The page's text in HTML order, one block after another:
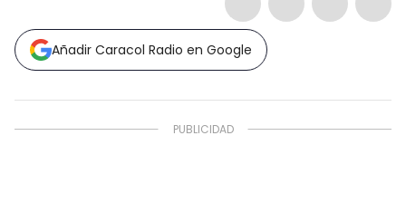
Añadir Caracol Radio en Google